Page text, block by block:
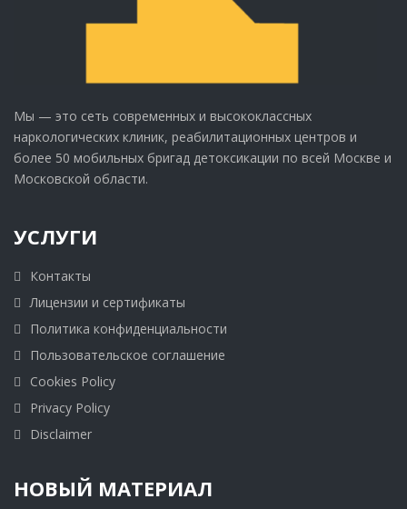
Мы — это сеть современных и высококлассных
наркологических клиник, реабилитационных центров и
более 50 мобильных бригад детоксикации по всей Москве и
Московской области.
УСЛУГИ
Контакты
Лицензии и сертификаты
Политика конфиденциальности
Пользовательское соглашение
Cookies Policy
Privacy Policy
Disclaimer
НОВЫЙ МАТЕРИАЛ